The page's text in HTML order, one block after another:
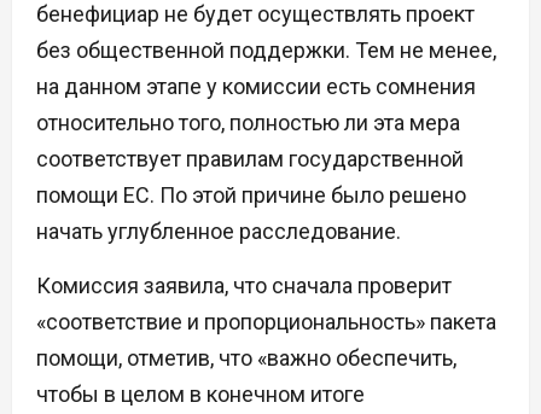
бенефициар не будет осуществлять проект
без общественной поддержки. Тем не менее,
на данном этапе у комиссии есть сомнения
относительно того, полностью ли эта мера
соответствует правилам государственной
помощи ЕС. По этой причине было решено
начать углубленное расследование.
Комиссия заявила, что сначала проверит
«соответствие и пропорциональность» пакета
помощи, отметив, что «важно обеспечить,
чтобы в целом в конечном итоге